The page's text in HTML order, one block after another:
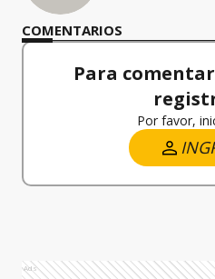
COMENTARIOS
Para
Por favor,
Ads